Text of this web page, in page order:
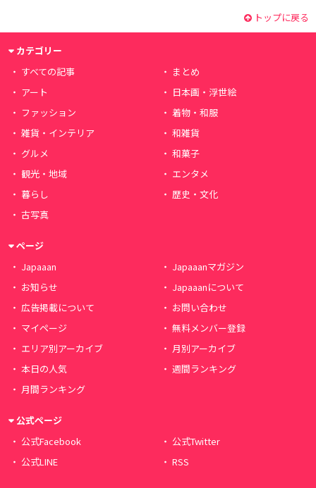
トップに戻る
カテゴリー
すべての記事
まとめ
アート
日本画・浮世絵
ファッション
着物・和服
雑貨・インテリア
和雑貨
グルメ
和菓子
観光・地域
エンタメ
暮らし
歴史・文化
古写真
ページ
Japaaan
Japaaanマガジン
お知らせ
Japaaanについて
広告掲載について
お問い合わせ
マイページ
無料メンバー登録
エリア別アーカイブ
月別アーカイブ
本日の人気
週間ランキング
月間ランキング
公式ページ
公式Facebook
公式Twitter
公式LINE
RSS